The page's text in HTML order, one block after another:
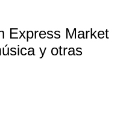
Express Market
y otras